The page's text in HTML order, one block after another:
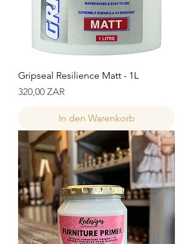
Gripseal Resilience Matt - 1L
Preis
320,00 ZAR
In den Warenkorb